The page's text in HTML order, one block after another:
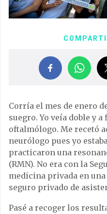
Corría el mes de enero
suegro. Yo veía doble y
oftalmólogo. Me recetó
neurólogo pues yo
practicaron una
(RMN). No era con la
medicina privada en
seguro privado de
Pasé a recoger los